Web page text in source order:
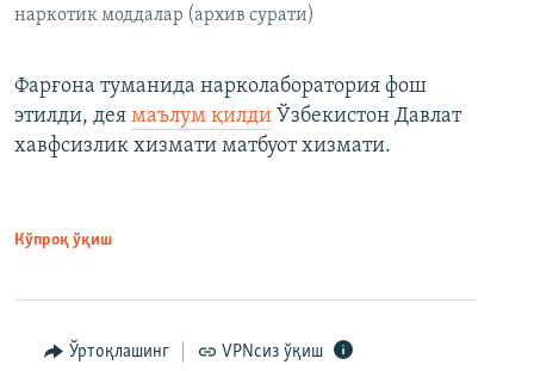
наркотик моддалар (архив сурати)
Фарғона туманида нарколаборатория фош
этилди, дея маълум қилди Ўзбекистон Давлат
хавфсизлик хизмати матбуот хизмати.
Кўпроқ ўқиш
Ўртоқлашинг VPNсиз ўқиш